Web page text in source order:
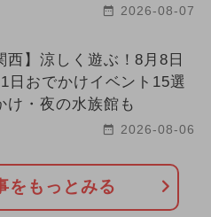
2026-08-07
西】涼しく遊ぶ！8月8日
日おでかけイベント15選
け・夜の水族館も
2026-08-06
をもっとみる